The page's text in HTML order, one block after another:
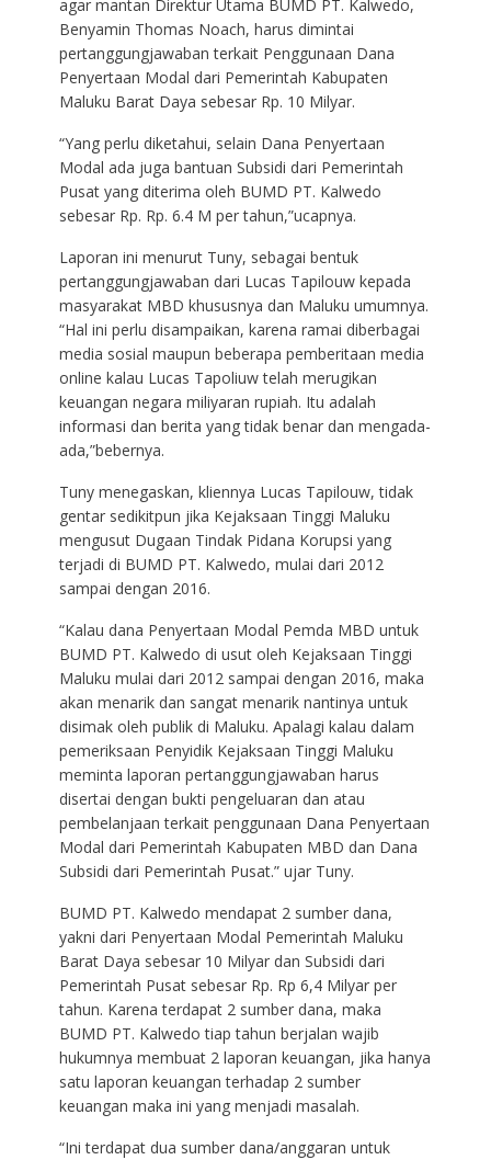
agar mantan Direktur Utama BUMD PT. Kalwedo,
Benyamin Thomas Noach, harus dimintai
pertanggungjawaban terkait Penggunaan Dana
Penyertaan Modal dari Pemerintah Kabupaten
Maluku Barat Daya sebesar Rp. 10 Milyar.
“Yang perlu diketahui, selain Dana Penyertaan
Modal ada juga bantuan Subsidi dari Pemerintah
Pusat yang diterima oleh BUMD PT. Kalwedo
sebesar Rp. Rp. 6.4 M per tahun,”ucapnya.
Laporan ini menurut Tuny, sebagai bentuk
pertanggungjawaban dari Lucas Tapilouw kepada
masyarakat MBD khususnya dan Maluku umumnya.
“Hal ini perlu disampaikan, karena ramai diberbagai
media sosial maupun beberapa pemberitaan media
online kalau Lucas Tapoliuw telah merugikan
keuangan negara miliyaran rupiah. Itu adalah
informasi dan berita yang tidak benar dan mengada-
ada,”bebernya.
Tuny menegaskan, kliennya Lucas Tapilouw, tidak
gentar sedikitpun jika Kejaksaan Tinggi Maluku
mengusut Dugaan Tindak Pidana Korupsi yang
terjadi di BUMD PT. Kalwedo, mulai dari 2012
sampai dengan 2016.
“Kalau dana Penyertaan Modal Pemda MBD untuk
BUMD PT. Kalwedo di usut oleh Kejaksaan Tinggi
Maluku mulai dari 2012 sampai dengan 2016, maka
akan menarik dan sangat menarik nantinya untuk
disimak oleh publik di Maluku. Apalagi kalau dalam
pemeriksaan Penyidik Kejaksaan Tinggi Maluku
meminta laporan pertanggungjawaban harus
disertai dengan bukti pengeluaran dan atau
pembelanjaan terkait penggunaan Dana Penyertaan
Modal dari Pemerintah Kabupaten MBD dan Dana
Subsidi dari Pemerintah Pusat.” ujar Tuny.
BUMD PT. Kalwedo mendapat 2 sumber dana,
yakni dari Penyertaan Modal Pemerintah Maluku
Barat Daya sebesar 10 Milyar dan Subsidi dari
Pemerintah Pusat sebesar Rp. Rp 6,4 Milyar per
tahun. Karena terdapat 2 sumber dana, maka
BUMD PT. Kalwedo tiap tahun berjalan wajib
hukumnya membuat 2 laporan keuangan, jika hanya
satu laporan keuangan terhadap 2 sumber
keuangan maka ini yang menjadi masalah.
“Ini terdapat dua sumber dana/anggaran untuk